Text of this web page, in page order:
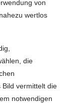
von
wertlos
die
vermittelt die
notwendigen